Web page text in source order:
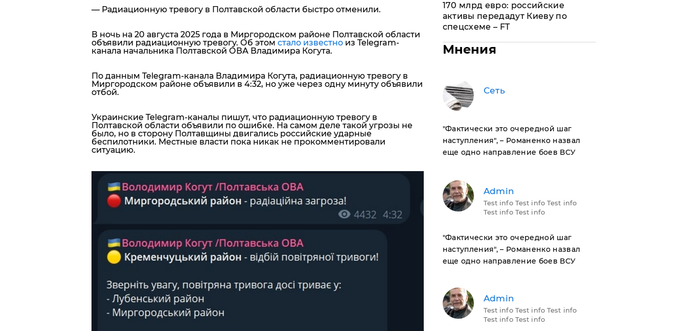
— Радиационную тревогу в Полтавской области быстро отменили.
В ночь на 20 августа 2025 года в Миргородском районе Полтавской области
объявили радиационную тревогу. Об этом стало известноиз Telegram-
канала начальника Полтавской ОВА Владимира Когута.
По данным Telegram-канала Владимира Когута, радиационную тревогу в
Миргородском районе объявили в 4:32, но уже через одну минуту объявили
отбой.
Украинские Telegram-каналы пишут, что радиационную тревогу в
Полтавской области объявили по ошибке. На самом деле такой угрозы не
было, но в сторону Полтавщины двигались российские ударные
беспилотники. Местные власти пока никак не прокомментировали
ситуацию.
170 млрд евро: российские
активы передадут Киеву по
спецсхеме – FT
Мнения
Сеть
​"Фактически это очередной шаг
наступления", – Романенко назвал
еще одно направление боев ВСУ
Admin
Test info Test info Test info
Test info Test info
​"Фактически это очередной шаг
наступления", – Романенко назвал
еще одно направление боев ВСУ
Admin
Test info Test info Test info
Test info Test info